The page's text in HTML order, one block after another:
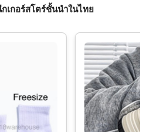
เกอร์สโตร์ชั้นนำในไทย